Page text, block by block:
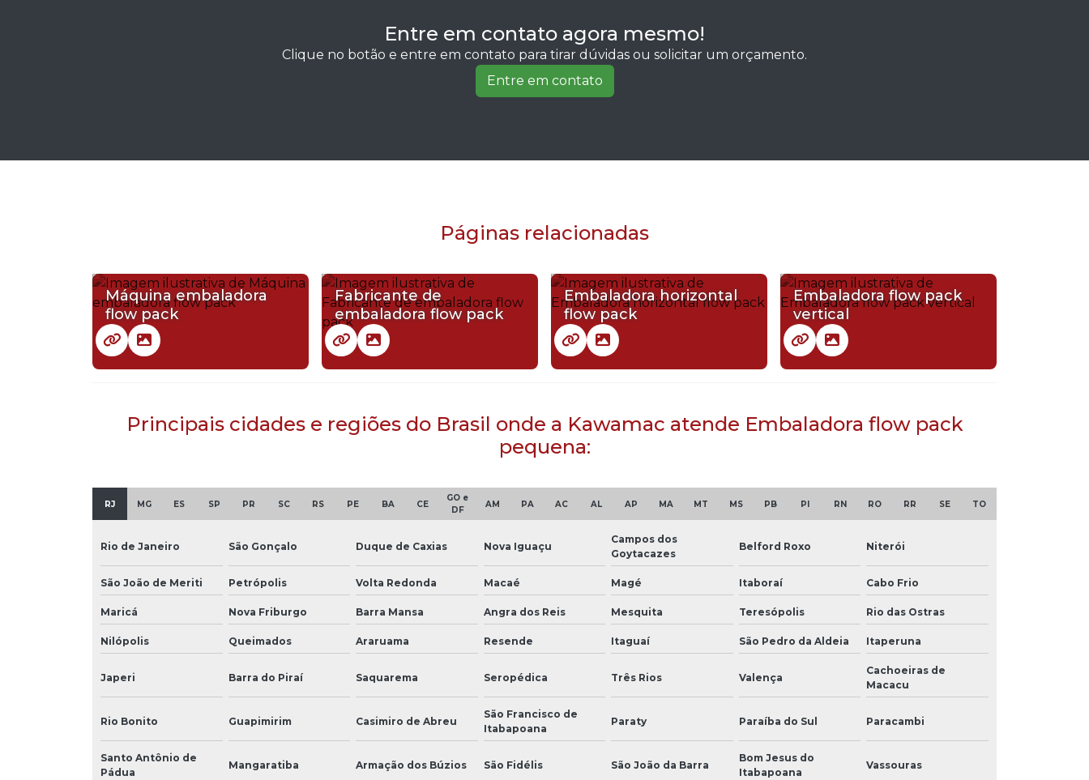
Entre em contato agora mesmo!
Clique no botão e entre em contato para tirar dúvidas ou solicitar um orçamento.
Entre em contato
Páginas relacionadas
Máquina embaladora
flow pack
Fabricante de
embaladora flow pack
Embaladora horizontal
flow pack
Embaladora flow pack
vertical
Principais cidades e regiões do Brasil onde a Kawamac atende Embaladora flow pack
pequena:
RJ MG ES SP PR SC RS PE BA CE
GO e
DF
AM PA AC AL AP MA MT MS PB PI RN RO RR SE TO
Rio de Janeiro São Gonçalo Duque de Caxias Nova Iguaçu
Campos dos
Goytacazes
Belford Roxo Niterói
São João de Meriti Petrópolis Volta Redonda Macaé Magé Itaboraí Cabo Frio
Maricá Nova Friburgo Barra Mansa Angra dos Reis Mesquita Teresópolis Rio das Ostras
Nilópolis Queimados Araruama Resende Itaguaí São Pedro da Aldeia Itaperuna
Japeri Barra do Piraí Saquarema Seropédica Três Rios Valença
Cachoeiras de
Macacu
Rio Bonito Guapimirim Casimiro de Abreu
São Francisco de
Itabapoana
Paraty Paraíba do Sul Paracambi
Santo Antônio de
Pádua
Mangaratiba Armação dos Búzios São Fidélis São João da Barra
Bom Jesus do
Itabapoana
Vassouras